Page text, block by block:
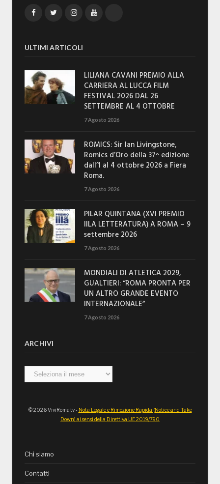
FacebookTwitterInstagramYouTube
ULTIMI ARTICOLI
LILIANA CAVANI PREMIO ALLA
CARRIERA AL LUCCA FILM
FESTIVAL 2026 DAL 26
SETTEMBRE AL 4 OTTOBRE
7 Agosto 2026
ROMICS: Sir Ian Livingstone,
Romics d’Oro della 37^ edizione
dall’1 al 4 ottobre 2026 a Fiera
Roma.
7 Agosto 2026
PILAR QUINTANA (XVI PREMIO
IILA LETTERATURA) A ROMA – 9
settembre 2026
7 Agosto 2026
MONDIALI DI ATLETICA 2029,
GUALTIERI: “ROMA PRONTA PER
UN ALTRO GRANDE EVENTO
INTERNAZIONALE”
7 Agosto 2026
ARCHIVI
Archivi
© 2026 ViviRoma.tv - Nota Legale e Rimozione Rapida (Notice and Take
Down) ai sensi della Direttiva UE 2019/790
Chi siamo
Contatti